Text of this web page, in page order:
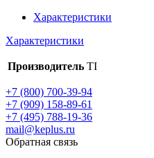
Характеристики
Характеристики
Производитель TI
+7 (800) 700-39-94
+7 (909) 158-89-61
+7 (495) 788-19-36
mail@keplus.ru
Обратная связь